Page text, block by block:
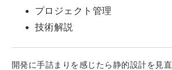
プロジェクト管理
技術解説
開発に手詰まりを感じたら静的設計を見直